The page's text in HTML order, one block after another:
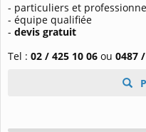
- particuliers et
- équipe qualifiée
- devis gratuit
Tel : 02 / 425 10 06 ou 0487